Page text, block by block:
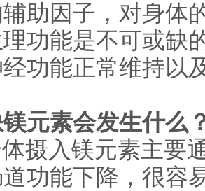
助因子，对身体
功能是不可或缺
功能正常维持以
元素会发生什么
摄入镁元素主要
功能下降，很容